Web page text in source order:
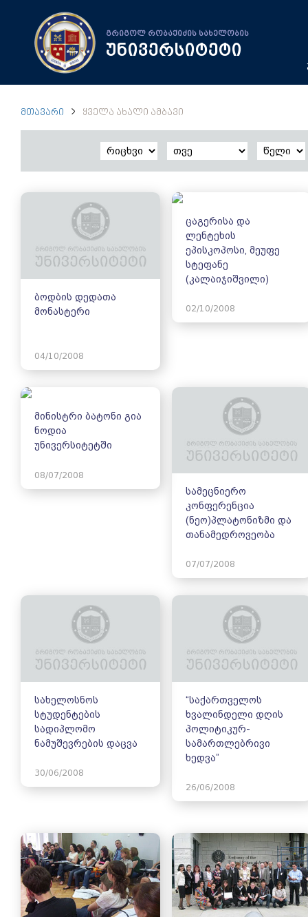
გრიგოლ რობაქიძის სახელობის
უნივერსიტეტი
ᲛᲗᲐᲕᲐᲠᲘ ᲧᲕᲔᲚᲐ ᲐᲮᲐᲚᲘ ᲐᲛᲑᲐᲕᲘ
ბოდბის დედათა
მონასტერი
04/10/2008
ცაგერისა და
ლენტეხის
ეპისკოპოსი, მეუფე
სტეფანე
(კალაიჯიშვილი)
02/10/2008
მინისტრი ბატონი გია
ნოდია
უნივერსიტეტში
08/07/2008
სამეცნიერო
კონფერენცია
(ნეო)პლატონიზმი და
თანამედროვეობა
07/07/2008
სახელოსნოს
სტუდენტების
სადიპლომო
ნამუშევრების დაცვა
30/06/2008
“საქართველოს
ხვალინდელი დღის
პოლიტიკურ-
სამართლებრივი
ხედვა”
26/06/2008